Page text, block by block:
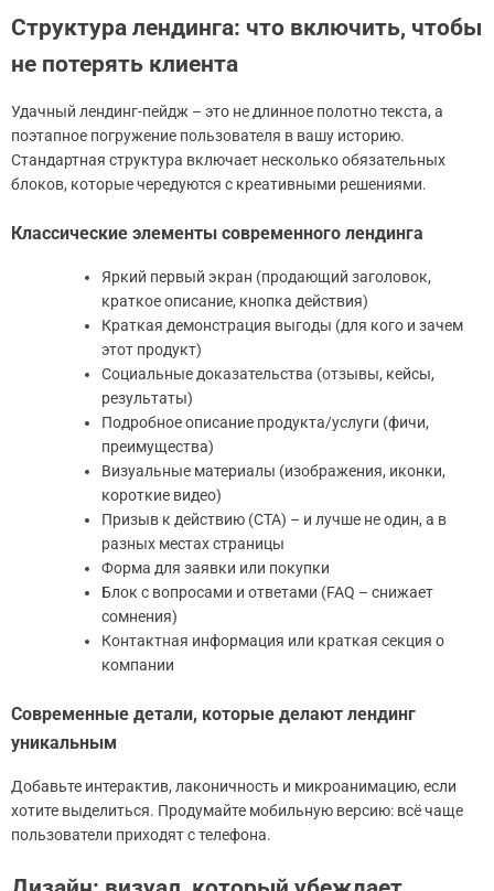
Структура лендинга: что включить, чтобы
не потерять клиента
Удачный лендинг-пейдж – это не длинное полотно текста, а
поэтапное погружение пользователя в вашу историю.
Стандартная структура включает несколько обязательных
блоков, которые чередуются с креативными решениями.
Классические элементы современного лендинга
Яркий первый экран (продающий заголовок,
краткое описание, кнопка действия)
Краткая демонстрация выгоды (для кого и зачем
этот продукт)
Социальные доказательства (отзывы, кейсы,
результаты)
Подробное описание продукта/услуги (фичи,
преимущества)
Визуальные материалы (изображения, иконки,
короткие видео)
Призыв к действию (CTA) – и лучше не один, а в
разных местах страницы
Форма для заявки или покупки
Блок с вопросами и ответами (FAQ – снижает
сомнения)
Контактная информация или краткая секция о
компании
Современные детали, которые делают лендинг
уникальным
Добавьте интерактив, лаконичность и микроанимацию, если
хотите выделиться. Продумайте мобильную версию: всё чаще
пользователи приходят с телефона.